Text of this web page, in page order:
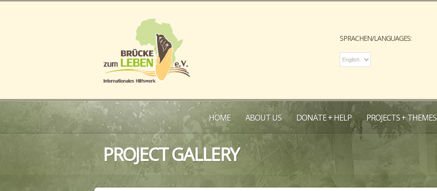
SPRACHEN/LANGUAGES:
HOME ABOUT US DONATE + HELP PROJECTS + THEMES
PROJECT GALLERY